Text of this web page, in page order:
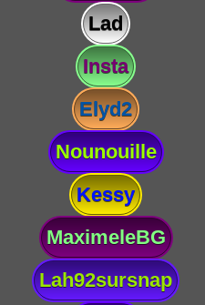
Lad
Insta
Elyd2
Nounouille
Kessy
MaximeleBG
Lah92sursnap